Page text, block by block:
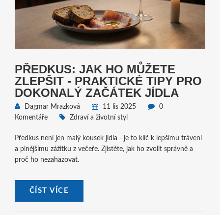
PŘEDKUS: JAK HO MŮŽETE
ZLEPŠIT - PRAKTICKÉ TIPY PRO
DOKONALÝ ZAČÁTEK JÍDLA
Dagmar Mrazková 11 lis 2025
0
Komentáře
Zdraví a životní styl
Předkus není jen malý kousek jídla - je to klíč k lepšímu trávení
a plnějšímu zážitku z večeře. Zjistěte, jak ho zvolit správně a
proč ho nezahazovat.
ČÍST VÍCE